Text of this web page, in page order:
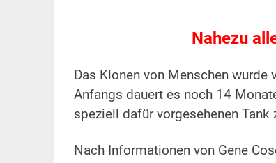
Nahezu
Das Klonen von Menschen
Anfangs dauert es noch 14
speziell dafür vorgesehenen
Nach Informationen von Gene